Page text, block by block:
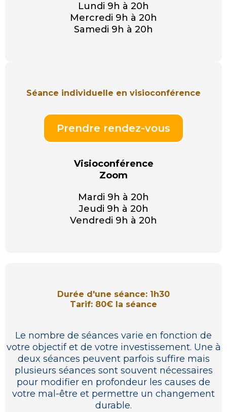
Lundi 9h à 20h
Mercredi 9h à 20h
Samedi 9h à 20h
Séance individuelle en visioconférence
Prendre rendez-vous
Visioconférence
Zoom
Mardi 9h à 20h
Jeudi 9h à 20h
Vendredi 9h à 20h
Durée d'une séance: 1h30
Tarif: 80€ la séance
Le nombre de séances varie en fonction de
votre objectif et de votre investissement. Une à
deux séances peuvent parfois suffire mais
plusieurs séances sont souvent nécessaires
pour modifier en profondeur les causes de
votre mal-être et permettre un changement
durable.